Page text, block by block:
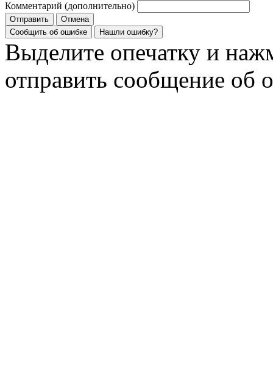
Комментарий (дополнительно)
Отправить
Отмена
Сообщить об ошибке
Нашли ошибку?
Выделите опечатку и
отправить сообщение об